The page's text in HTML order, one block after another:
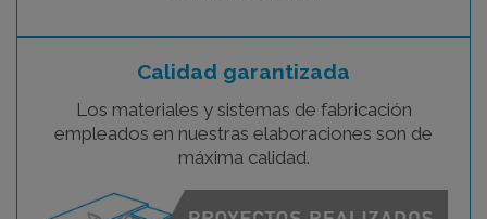
Calidad garantizada
Los materiales y sistemas de fabricación
empleados en nuestras elaboraciones son de
máxima calidad.